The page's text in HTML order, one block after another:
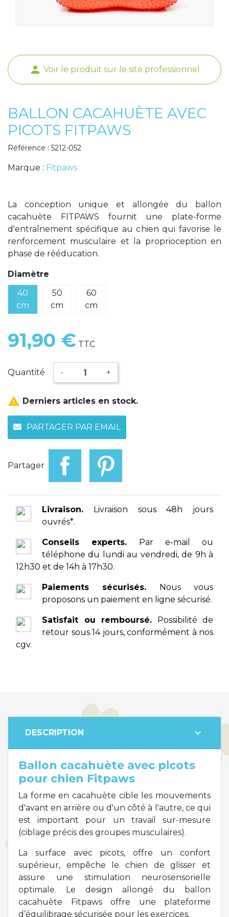
person Voir le produit sur le site professionnel
BALLON CACAHUÈTE AVEC
PICOTS FITPAWS
Référence : 5212-052
Marque : Fitpaws
La conception unique et allongée du ballon
cacahuète FITPAWS fournit une plate-forme
d'entraînement spécifique au chien qui favorise le
renforcement musculaire et la proprioception en
phase de rééducation.
Diamètre
40
cm
50
cm
60
cm
91,90 € TTC
Quantité - +
 Derniers articles en stock.
PARTAGER PAR EMAIL
Partager
Livraison. Livraison sous 48h jours
ouvrés*.
Conseils experts. Par e-mail ou
téléphone du lundi au vendredi, de 9h à
12h30 et de 14h à 17h30.
Paiements sécurisés. Nous vous
proposons un paiement en ligne sécurisé.
Satisfait ou remboursé. Possibilité de
retour sous 14 jours, conformément à nos
cgv.
DESCRIPTION expand_more
Ballon cacahuète avec picots
pour chien Fitpaws
La forme en cacahuète cible les mouvements
d'avant en arrière ou d'un côté à l'autre, ce qui
est important pour un travail sur-mesure
(ciblage précis des groupes musculaires).
La surface avec picots, offre un confort
supérieur, empêche le chien de glisser et
assure une stimulation neurosensorielle
optimale. Le design allongé du ballon
cacahuète Fitpaws offre une plateforme
d’équilibrage sécurisée pour les exercices.